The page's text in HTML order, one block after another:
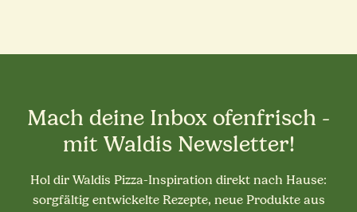
Mach deine Inbox ofenfrisch -
mit Waldis Newsletter!
Hol dir Waldis Pizza-Inspiration direkt nach Hause:
sorgfältig entwickelte Rezepte, neue Produkte aus